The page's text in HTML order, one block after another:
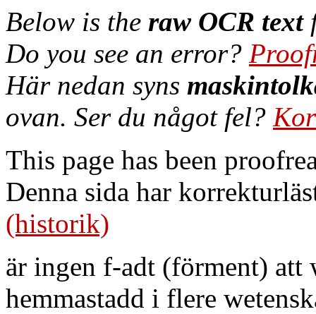
Below is the raw OCR text
Do you see an error?
Här nedan syns
ovan. Ser du något fel?
This page has been
Denna sida har
(historik)
är ingen f-adt (förment) att
hemmastadd i flere